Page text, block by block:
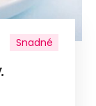
Snadné